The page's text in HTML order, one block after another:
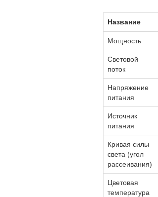
Название
Мощность
Световой
поток
Напряжение
питания
Источник
питания
Кривая силы
света (угол
рассеивания)
Цветовая
температура